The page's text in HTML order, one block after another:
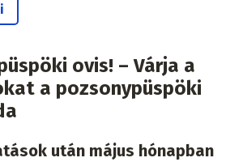
ovis! – Várja a
a pozsonypüspöki
után május hónapban